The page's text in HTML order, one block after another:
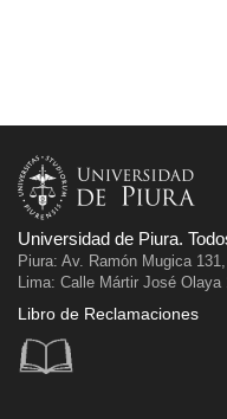
Universidad de Piura.
Piura: Av. Ramón Mugica
Lima: Calle Mártir José
Libro de Reclamaciones